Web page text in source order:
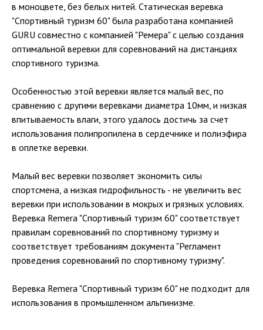
в моноцвете, без белых нитей. Статическая веревка
"Спортивный туризм 60" была разработана компанией
GURU совместно с компанией "Ремера" с целью создания
оптимальной веревки для соревнований на дистанциях
спортивного туризма.
Особенностью этой веревки является малый вес, по
сравнению с другими веревками диаметра 10мм, и низкая
впитываемость влаги, этого удалось достичь за счет
использования полипропилена в сердечнике и полиэфира
в оплетке веревки.
Малый вес веревки позволяет экономить силы
спортсмена, а низкая гидрофильность - не увеличить вес
веревки при использовании в мокрых и грязных условиях.
Веревка Remera "Спортивный туризм 60" соответствует
правилам соревнований по спортивному туризму и
соответствует требованиям документа "Регламент
проведения соревнований по спортивному туризму".
Веревка Remera "Спортивный туризм 60" не подходит для
использования в промышленном альпинизме.